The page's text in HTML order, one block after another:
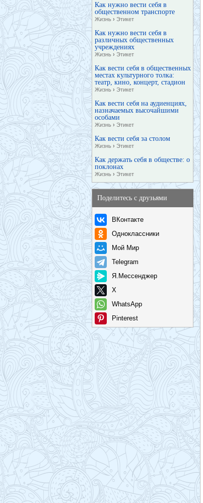
Как нужно вести себя в
общественном транспорте
Жизнь › Этикет
Как нужно вести себя в
различных общественных
учреждениях
Жизнь › Этикет
Как вести себя в общественных
местах культурного толка:
театр, кино, концерт, стадион
Жизнь › Этикет
Как вести себя на аудиенциях,
назначаемых высочайшими
особами
Жизнь › Этикет
Как вести себя за столом
Жизнь › Этикет
Как держать себя в обществе: о
поклонах
Жизнь › Этикет
Поделитесь с друзьями
ВКонтакте
Одноклассники
Мой Мир
Telegram
Я.Мессенджер
X
WhatsApp
Pinterest